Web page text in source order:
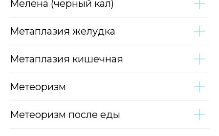
Мелена (чёрный кал)
Метаплазия желудка
Метаплазия кишечная
Метеоризм
Метеоризм после еды